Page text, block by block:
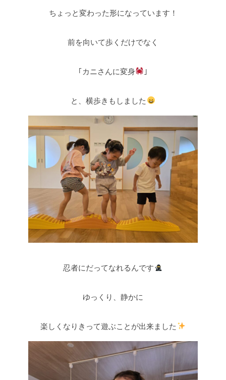
ちょっと変わった形になっています！
前を向いて歩くだけでなく
｢カニさんに変身 ｣
と、横歩きもしました
忍者にだってなれるんです
ゆっくり、静かに
楽しくなりきって遊ぶことが出来ました